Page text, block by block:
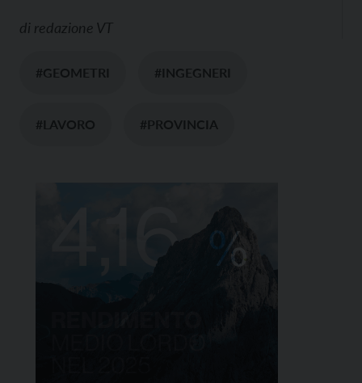
di redazione VT
#GEOMETRI #INGEGNERI
#LAVORO #PROVINCIA